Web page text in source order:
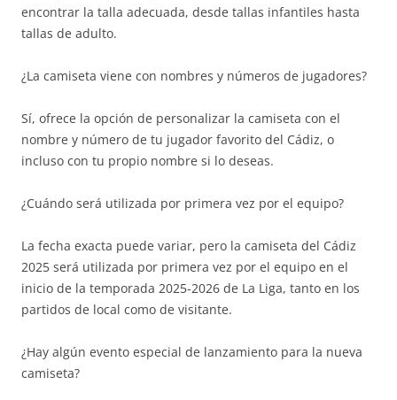
encontrar la talla adecuada, desde tallas infantiles hasta
tallas de adulto.
¿La camiseta viene con nombres y números de jugadores?
Sí, ofrece la opción de personalizar la camiseta con el
nombre y número de tu jugador favorito del Cádiz, o
incluso con tu propio nombre si lo deseas.
¿Cuándo será utilizada por primera vez por el equipo?
La fecha exacta puede variar, pero la camiseta del Cádiz
2025 será utilizada por primera vez por el equipo en el
inicio de la temporada 2025-2026 de La Liga, tanto en los
partidos de local como de visitante.
¿Hay algún evento especial de lanzamiento para la nueva
camiseta?